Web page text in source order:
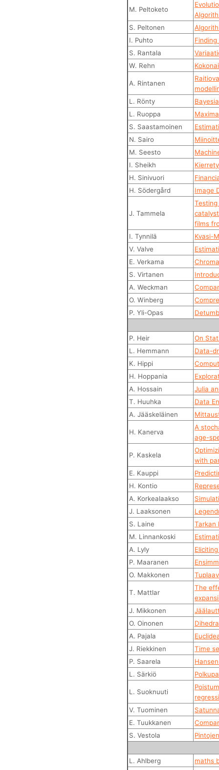
M. Peltoketo
S. Peltonen
I. Puhto
S. Rantala
W. Rehn
A. Rintanen
L. Rönty
L. Ruoppa
S. Saastamoinen
N. Sairo
M. Seesto
I. Sheikh
H. Sinivuori
H. Södergård
Image
J. Tammela
films
I. Tynnilä
Kvasi-
V. Valve
E. Verkama
S. Virtanen
A. Weckman
O. Winberg
P. Yli-Opas
P. Heir
On
L. Hemmann
Data-
K. Hippi
H. Hoppania
A. Hossain
Julia
T. Huuhka
Data
A. Jääskeläinen
H. Kanerva
A
age-
P. Kaskela
with
E. Kauppi
H. Kontio
A. Korkealaakso
J. Laaksonen
S. Laine
Tarkan
M. Linnankoski
A. Lyly
P. Maaranen
O. Makkonen
T. Mattlar
The
J. Mikkonen
O. Oinonen
A. Pajala
J. Riekkinen
Time
P. Saarela
L. Särkiö
L. Suoknuuti
V. Tuominen
E. Tuukkanen
S. Vestola
L. Ahlberg
maths